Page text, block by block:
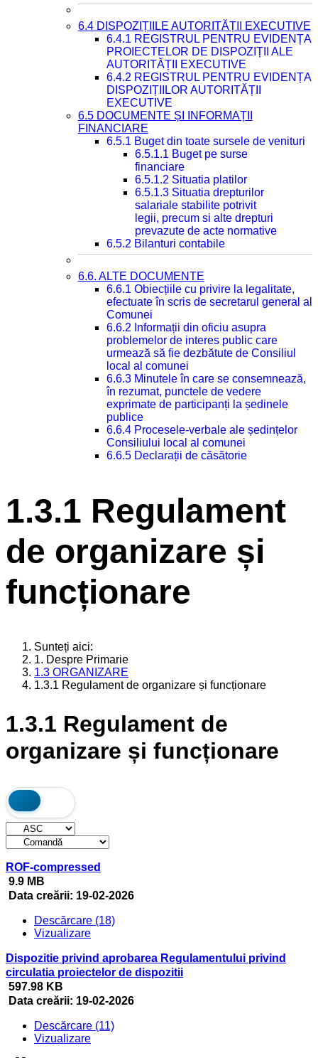
6.4 DISPOZIȚIILE AUTORITĂȚII EXECUTIVE
6.4.1 REGISTRUL PENTRU EVIDENȚA
PROIECTELOR DE DISPOZIȚII ALE
AUTORITĂȚII EXECUTIVE
6.4.2 REGISTRUL PENTRU EVIDENȚA
DISPOZIȚIILOR AUTORITĂȚII
EXECUTIVE
6.5 DOCUMENTE ȘI INFORMAȚII
FINANCIARE
6.5.1 Buget din toate sursele de venituri
6.5.1.1 Buget pe surse
financiare
6.5.1.2 Situatia platilor
6.5.1.3 Situatia drepturilor
salariale stabilite potrivit
legii, precum si alte drepturi
prevazute de acte normative
6.5.2 Bilanturi contabile
6.6. ALTE DOCUMENTE
6.6.1 Obiecțiile cu privire la legalitate,
efectuate în scris de secretarul general al
Comunei
6.6.2 Informații din oficiu asupra
problemelor de interes public care
urmează să fie dezbătute de Consiliul
local al comunei
6.6.3 Minutele în care se consemnează,
în rezumat, punctele de vedere
exprimate de participanți la ședinele
publice
6.6.4 Procesele-verbale ale ședințelor
Consiliului local al comunei
6.6.5 Declarații de căsătorie
1.3.1 Regulament
de organizare și
funcționare
Sunteți aici:
1. Despre Primarie
1.3 ORGANIZARE
1.3.1 Regulament de organizare și funcționare
1.3.1 Regulament de
organizare și funcționare
ROF-compressed
9.9 MB
Data creării: 19-02-2026
Descărcare (18)
Vizualizare
Dispozitie privind aprobarea Regulamentului privind
circulatia proiectelor de dispozitii
597.98 KB
Data creării: 19-02-2026
Descărcare (11)
Vizualizare